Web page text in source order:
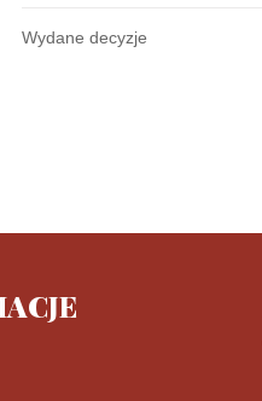
Wydane decyzje